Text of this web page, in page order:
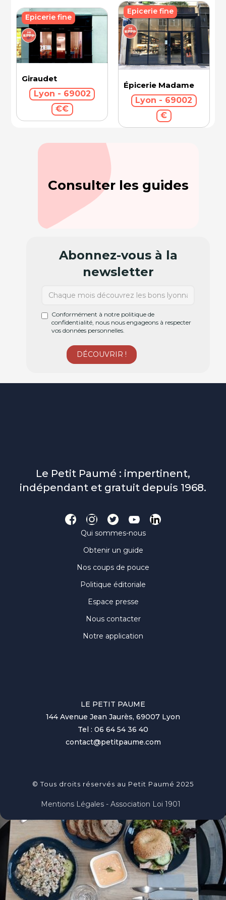
Giraudet
Lyon - 69002
€€
Epicerie fine
Épicerie Madame
Lyon - 69002
€
Epicerie fine
Consulter les guides
Abonnez-vous à la
newsletter
Conformément à notre politique de
confidentialité, nous nous engageons à respecter
vos données personnelles.
Le Petit Paumé : impertinent,
indépendant et gratuit depuis 1968.
Qui sommes-nous
Obtenir un guide
Nos coups de pouce
Politique éditoriale
Espace presse
Nous contacter
Notre application
LE PETIT PAUME
144 Avenue Jean Jaurès, 69007 Lyon
Tel : 06 64 54 36 40
contact@petitpaume.com
© Tous droits réservés au Petit Paumé 2025
Mentions Légales - Association Loi 1901